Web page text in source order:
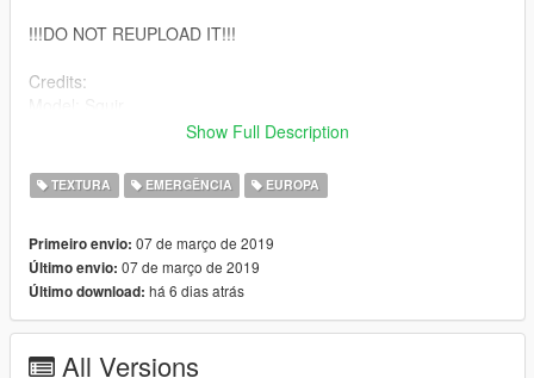
!!!DO NOT REUPLOAD IT!!!
Credits:
Model Purchased: London Roleplay Community (LRPC)
Model Lowering: ObsidianGames
Model Textures: ObsidianGames
Premier Hazard Sovereign: ObsidianGames
Premier Hazard Sovereign Textures: ObsidianGames
Premier Hazard Button-Blast: ObsidianGames
Premier Hazard Button-Blast Textures: ObsidianGames
Aerials: ObsidianGames
Show Full Description
TEXTURA EMERGÊNCIA EUROPA
Primeiro envio: 07 de março de 2019
Último envio: 07 de março de 2019
Último download: há 6 dias atrás
All Versions